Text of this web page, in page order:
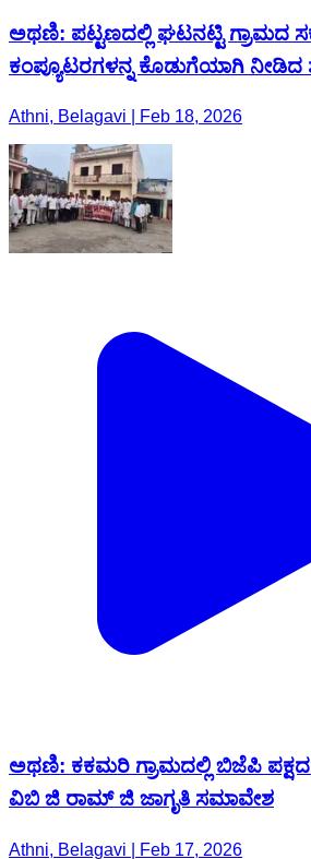
ಅಥಣಿ: ಪಟ್ಟಣದಲ್ಲಿ ಘಟನಟ್ಟಿ ಗ್ರಾಮದ
ಕಂಪ್ಯೂಟರಗಳನ್ನ ಕೊಡುಗೆಯಾಗಿ ನೀಡಿದ
Athni, Belagavi | Feb 18, 2026
ಅಥಣಿ: ಕಕಮರಿ ಗ್ರಾಮದಲ್ಲಿ ಬಿಜೆಪಿ
ವಿಬಿ ಜಿ ರಾಮ್ ಜಿ ಜಾಗೃತಿ ಸಮಾವೇಶ
Athni, Belagavi | Feb 17, 2026